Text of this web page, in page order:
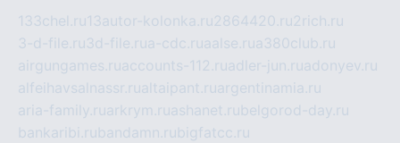
133chel.ru13autor-kolonka.ru2864420.ru2rich.ru
3-d-file.ru3d-file.rua-cdc.ruaalse.rua380club.ru
airgungames.ruaccounts-112.ruadler-jun.ruadonyev.ru
alfeihavsalnassr.rualtaipant.ruargentinamia.ru
aria-family.ruarkrym.ruashanet.rubelgorod-day.ru
bankaribi.rubandamn.rubigfatcc.ru